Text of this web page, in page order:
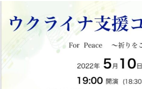
LISTEN&WATCH
GALLERY
CONTACT